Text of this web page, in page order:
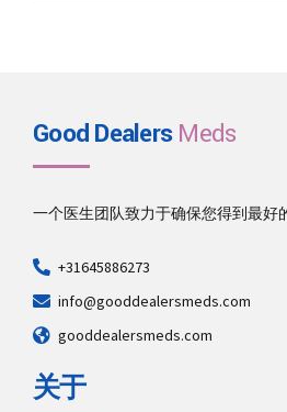
Good DealersMeds
一个医生团队致力于确保您得到最好
+31645886273
info@gooddealersmeds.com
gooddealersmeds.com
关于